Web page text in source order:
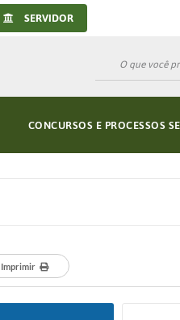
SERVIDOR
CONCURSOS E PROCESSOS
Imprimir